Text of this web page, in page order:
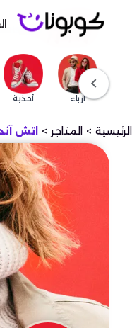
ازياء أحذية
chevron_left
الرئيسية المتاجر اتش
اتش